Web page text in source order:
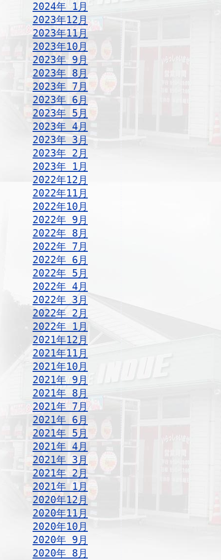
2024年 1月
2023年12月
2023年11月
2023年10月
2023年 9月
2023年 8月
2023年 7月
2023年 6月
2023年 5月
2023年 4月
2023年 3月
2023年 2月
2023年 1月
2022年12月
2022年11月
2022年10月
2022年 9月
2022年 8月
2022年 7月
2022年 6月
2022年 5月
2022年 4月
2022年 3月
2022年 2月
2022年 1月
2021年12月
2021年11月
2021年10月
2021年 9月
2021年 8月
2021年 7月
2021年 6月
2021年 5月
2021年 4月
2021年 3月
2021年 2月
2021年 1月
2020年12月
2020年11月
2020年10月
2020年 9月
2020年 8月